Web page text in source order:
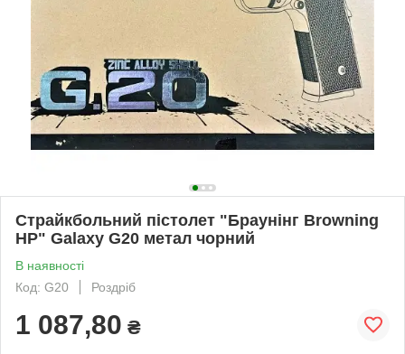
Страйкбольний пістолет "Браунінг Browning
HP" Galaxy G20 метал чорний
В наявності
Код: G20
Роздріб
1 087,80 ₴